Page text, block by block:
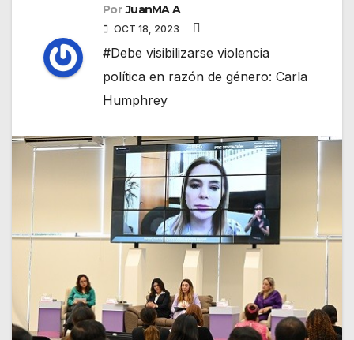
Por JuanMA A
OCT 18, 2023
#Debe visibilizarse violencia
política en razón de género: Carla
Humphrey